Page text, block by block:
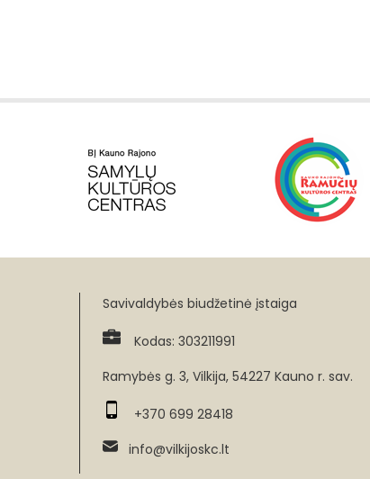
Savivaldybės biudžetinė įstaiga
Kodas: 303211991
Ramybės g. 3, Vilkija, 54227 Kauno r. sav.
+370 699 28418
info@vilkijoskc.lt